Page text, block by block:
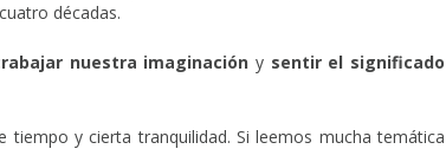
décadas.
nuestra imaginación y sentir el significado
y cierta tranquilidad. Si leemos mucha temática